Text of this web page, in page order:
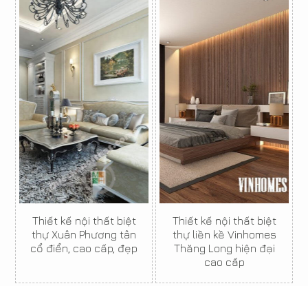
Thiết kế nội thất biệt
thự Xuân Phương tân
cổ điển, cao cấp, đẹp
Thiết kế nội thất biệt
thự liền kề Vinhomes
Thăng Long hiện đại
cao cấp